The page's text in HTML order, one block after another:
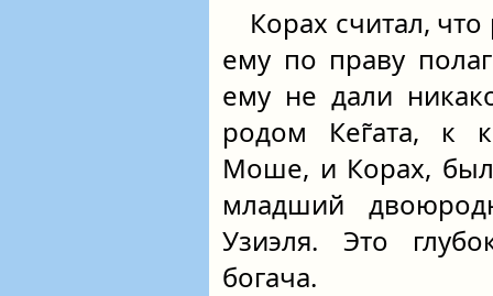
Корах считал, что
ему по праву
ему не дали
родом Кег̃ата, к
Моше, и Корах, был
младший
Узиэля. Это
богача.